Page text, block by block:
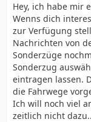
Hey, ich habe mir
Wenns dich
zur Verfügung
Nachrichten von
Sonderzüge
Sonderzug
eintragen lassen.
die Fahrwege
Ich will noch viel
zeitlich nicht